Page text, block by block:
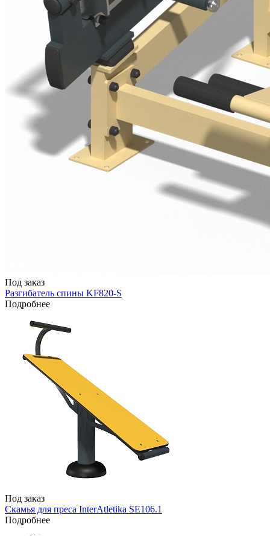
Под заказ
Разгибатель спины KF820-S
Подробнее
Под заказ
Скамья для преса InterAtletika SE106.1
Подробнее